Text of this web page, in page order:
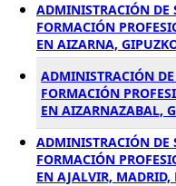
ADMINISTRACIÓN DE
FORMACIÓN
EN AIZARNA,
ADMINISTRACIÓN
FORMACIÓN
EN AIZARNAZABAL,
ADMINISTRACIÓN DE
FORMACIÓN
EN AJALVIR, MADRID,